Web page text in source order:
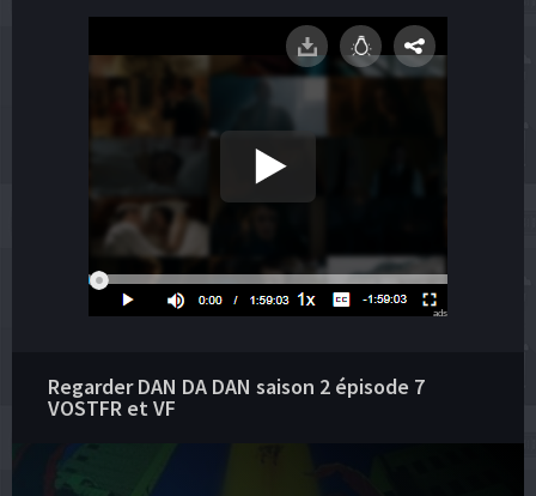
ads
Regarder DAN DA DAN saison 2 épisode 7
VOSTFR et VF